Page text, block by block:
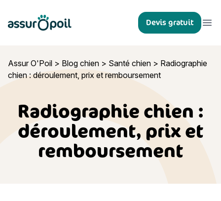
Assur O'Poil Devis gratuit
Assur O'Poil > Blog chien > Santé chien > Radiographie
chien : déroulement, prix et remboursement
Radiographie chien :
déroulement, prix et
remboursement